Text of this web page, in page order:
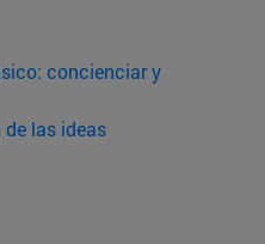
concienciar y
las ideas